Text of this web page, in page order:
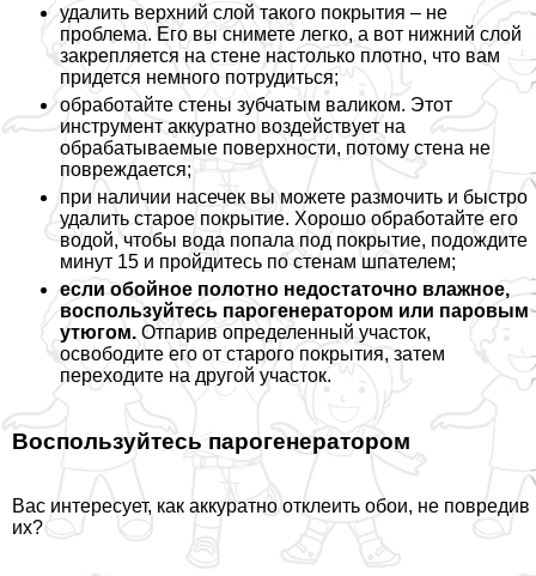
удалить верхний слой такого покрытия – не
проблема. Его вы снимете легко, а вот нижний слой
закрепляется на стене настолько плотно, что вам
придется немного потрудиться;
обработайте стены зубчатым валиком. Этот
инструмент аккуратно воздействует на
обpaбатываемые поверхности, потому стена не
повреждается;
при наличии насечек вы можете размочить и быстро
удалить старое покрытие. Хорошо обработайте его
водой, чтобы вода попала под покрытие, подождите
минут 15 и пройдитесь по стенам шпателем;
если обойное полотно недостаточно влажное,
воспользуйтесь парогенератором или паровым
утюгом. Отпарив определенный участок,
освободите его от старого покрытия, затем
переходите на другой участок.
Воспользуйтесь парогенератором
Вас интересует, как аккуратно отклеить обои, не повредив
их?